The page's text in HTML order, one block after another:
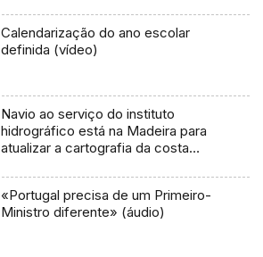
Calendarização do ano escolar
definida (vídeo)
Navio ao serviço do instituto
hidrográfico está na Madeira para
atualizar a cartografia da costa
«Portugal precisa de um Primeiro-
Ministro diferente» (áudio)